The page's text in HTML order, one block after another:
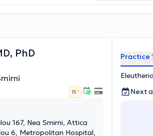
PhD
15 '
167, Nea Smirni, Attica
6, Metropolitan Hospital,
Practice
Next